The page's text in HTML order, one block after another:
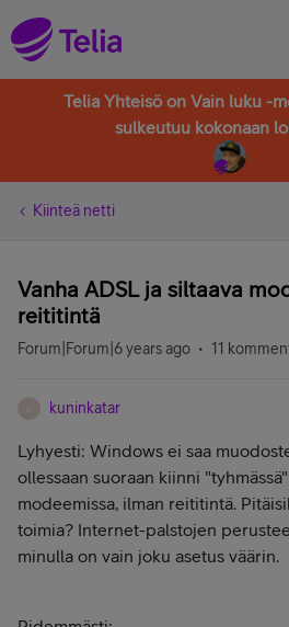
Telia Yhteisö on Vain luku -
sulkeutuu kokonaan
Kiinteä netti
Vanha ADSL ja siltaava
reititintä
Forum|Forum|6 years ago 11
kuninkatar
Lyhyesti: Windows ei saa
ollessaan suoraan kiinni
modeemissa, ilman reititintä.
toimia? Internet-palstojen
minulla on vain joku asetus väärin.